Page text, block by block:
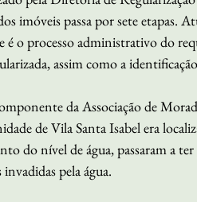
imóveis passa por sete etapas.
é o processo administrativo do
assim como a
da Associação de
de Vila Santa Isabel era
do nível de água, passaram a
pela água.